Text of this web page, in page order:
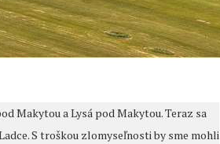
Makytou a Lysá pod Makytou. Teraz sa
S troškou zlomyseľnosti by sme mohli